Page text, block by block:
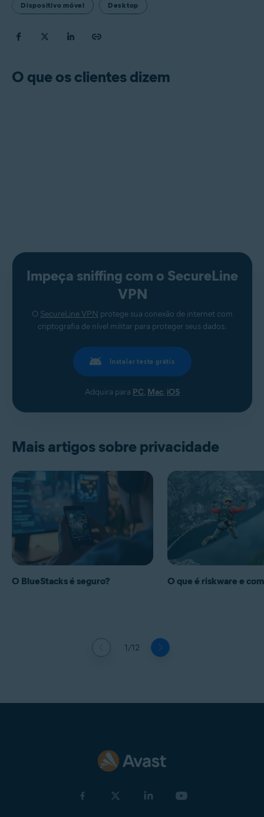
Dispositivo móvel Desktop
O que os clientes dizem
Impeça sniffing com o SecureLine
VPN
O SecureLine VPN protege sua conexão de internet com
criptografia de nível militar para proteger seus dados.
Instalar teste grátis
Adquira para PC, Mac, iOS
Mais artigos sobre privacidade
1/12
O BlueStacks é seguro? O que é riskware e